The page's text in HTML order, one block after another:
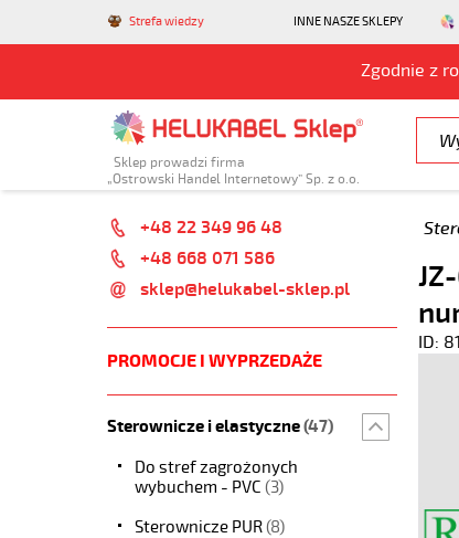
Strefa wiedzy INNE NASZE SKLEPY
Zgodnie z
Sklep prowadzi firma
„Ostrowski Handel Internetowy” Sp. z o.o.
+48 22 349 96 48
+48 668 071 586
sklep@helukabel-sklep.pl
PROMOCJE I WYPRZEDAŻE
Sterownicze i elastyczne(47)
Do stref zagrożonych
wybuchem - PVC (3)
Sterownicze PUR(8)
ID: